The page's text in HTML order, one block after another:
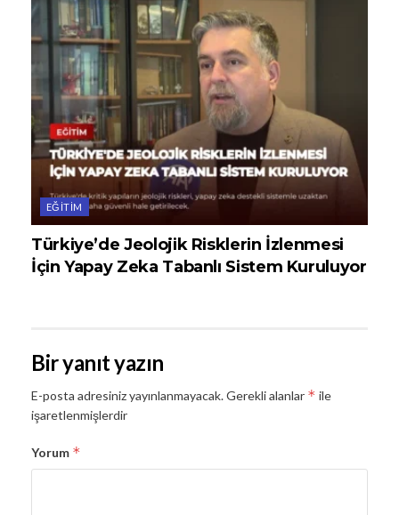
EĞITIM
Türkiye’de Jeolojik Risklerin İzlenmesi
İçin Yapay Zeka Tabanlı Sistem Kuruluyor
Bir yanıt yazın
E-posta adresiniz yayınlanmayacak.Gerekli alanlar * ile
işaretlenmişlerdir
Yorum *